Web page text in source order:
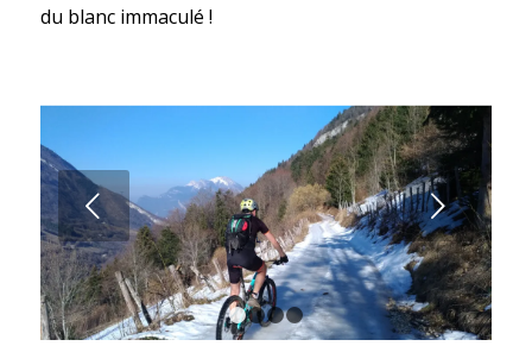
du blanc immaculé !
Suivant
1 2 3 4